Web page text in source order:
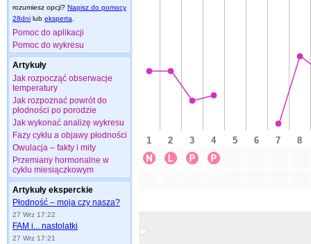
rozumiesz opcji? Napisz do pomocy
28dni lub eksperta
Pomoc do aplikacji
Pomoc do wykresu
Artykuły
Jak rozpocząć obserwacje
temperatury
Jak rozpoznać powrót do
płodności po porodzie
Jak wykonać analizę wykresu
Fazy cyklu a objawy płodności
Owulacja – fakty i mity
Przemiany hormonalne w
cyklu miesiączkowym
Artykuły eksperckie
Płodność – moja czy nasza?
27 Wrz 17:22
FAM i... nastolatki
27 Wrz 17:21